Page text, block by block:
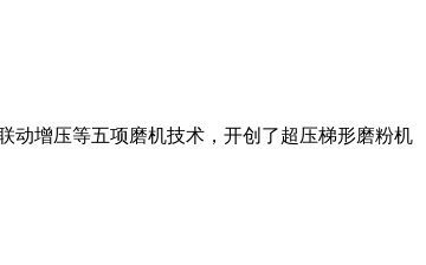
动增压等五项磨机技术，开创了超压梯形磨粉机